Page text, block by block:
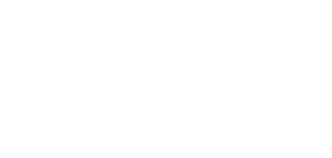
300G高防服务器能够获得更稳定、更